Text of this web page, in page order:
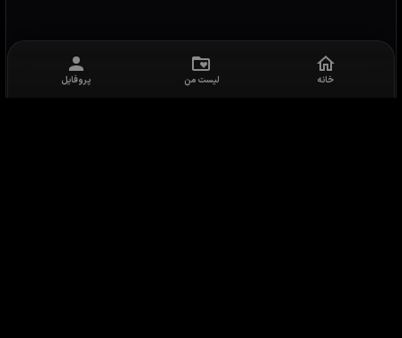
خانه لیست من پروفایل